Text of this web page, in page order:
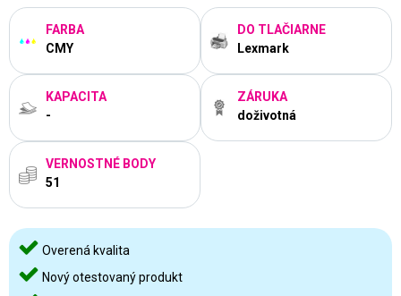
FARBA
CMY
DO TLAČIARNE
Lexmark
KAPACITA
-
ZÁRUKA
doživotná
VERNOSTNÉ BODY
51
Overená kvalita
Nový otestovaný produkt